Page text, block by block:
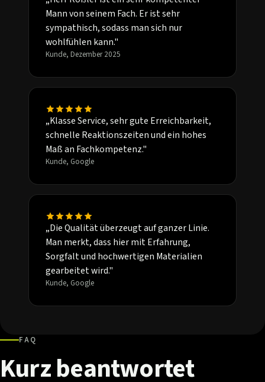
Mann von seinem Fach. Er ist sehr
sympathisch, sodass man sich nur
wohlfühlen kann."
Kunde, Dezember 2025
„Klasse Service, sehr gute Erreichbarkeit,
schnelle Reaktionszeiten und ein hohes
Maß an Fachkompetenz."
Kunde, Google
„Die Qualität überzeugt auf ganzer Linie.
Man merkt, dass hier mit Erfahrung,
Sorgfalt und hochwertigen Materialien
gearbeitet wird."
Kunde, Google
FAQ
Kurzbeantwortet